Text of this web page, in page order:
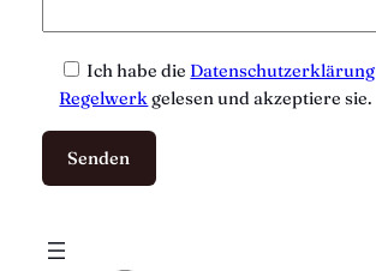
Ich habe die Datenschutzerklärung
Regelwerkgelesen und akzeptiere sie.